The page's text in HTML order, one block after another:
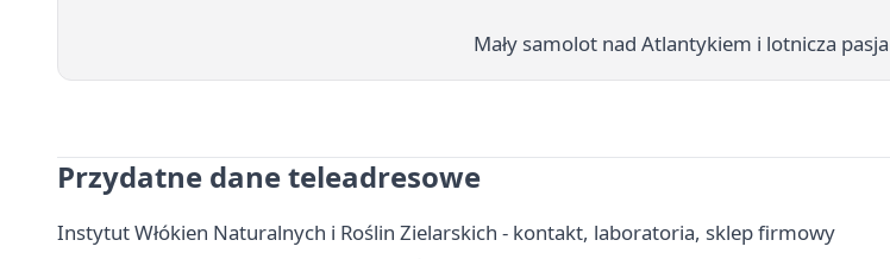
Mały samolot nad Atlantykiem i lotnicza
Przydatne dane teleadresowe
Instytut Włókien Naturalnych i Roślin Zielarskich - kontakt, laboratoria, sklep firmowy